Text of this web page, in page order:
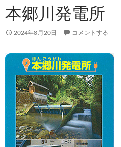
本郷川発電所
2024年8月20日 コメントする